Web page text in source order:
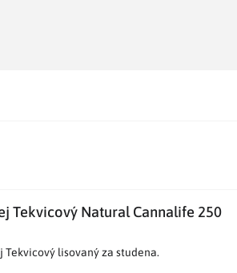
Tekvicový Natural Cannalife 250
Tekvicový lisovaný za studena.